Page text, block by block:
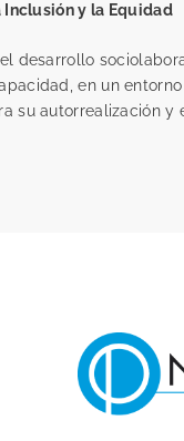
Inclusión y la Equidad
desarrollo
en un
su autorrealización y